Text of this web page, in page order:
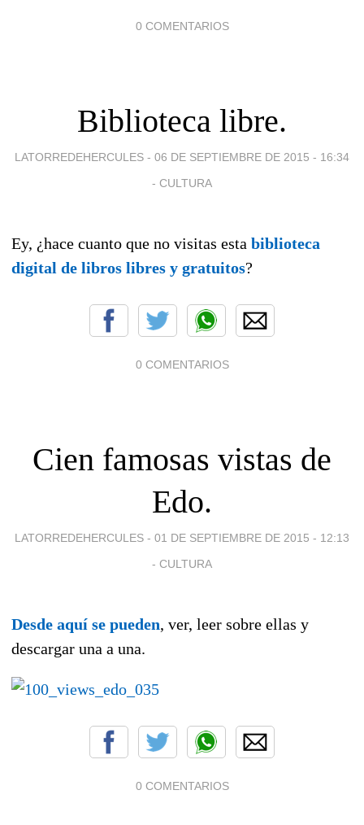
0 COMENTARIOS
Biblioteca libre.
LATORREDEHERCULES - 06 DE SEPTIEMBRE DE 2015 - 16:34
- CULTURA
Ey, ¿hace cuanto que no visitas esta biblioteca
digital de libros libres y gratuitos?
0 COMENTARIOS
Cien famosas vistas de
Edo.
LATORREDEHERCULES - 01 DE SEPTIEMBRE DE 2015 - 12:13
- CULTURA
Desde aquí se pueden, ver, leer sobre ellas y
descargar una a una.
0 COMENTARIOS